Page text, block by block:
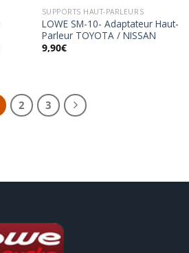
SUPPORTS HAUT-PARLEURS
LOWE SM-10- Adaptateur Haut-
Parleur TOYOTA / NISSAN
9,90€
2 3